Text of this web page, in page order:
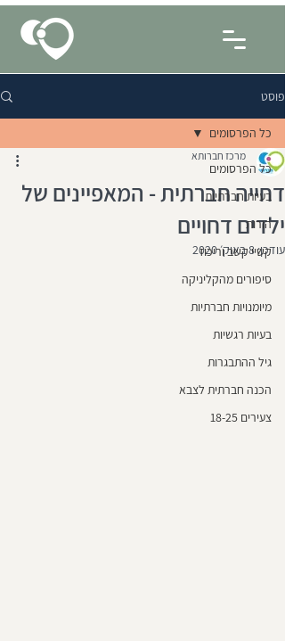
פוסט
כל הפרסומים
בעיות חברתיות
הורות
קשיי קשב וריכוז
סיפורים מהקליניקה
מיומנויות חברתיות
בעיות רגשיות
גיל ההתבגרות
הכנה חברתית לצבא
צעירים 18-25
כל הפרסומים
דחייה חברתית - המאפיינים של
ילדים דחויים
מרכז חברותא
עודכן:8 באוק׳ 2020